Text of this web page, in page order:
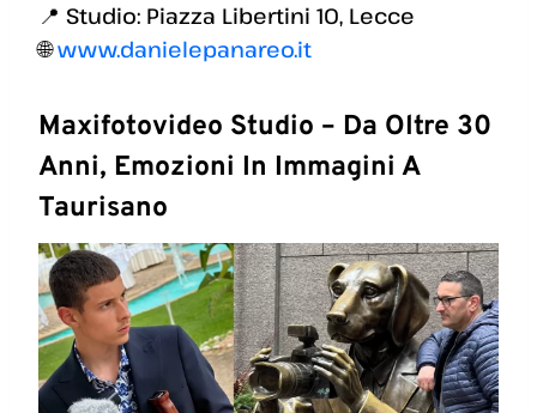
📍 Studio: Piazza Libertini 10, Lecce
🌐www.danielepanareo.it
Maxifotovideo Studio – Da Oltre 30
Anni, Emozioni In Immagini A
Taurisano